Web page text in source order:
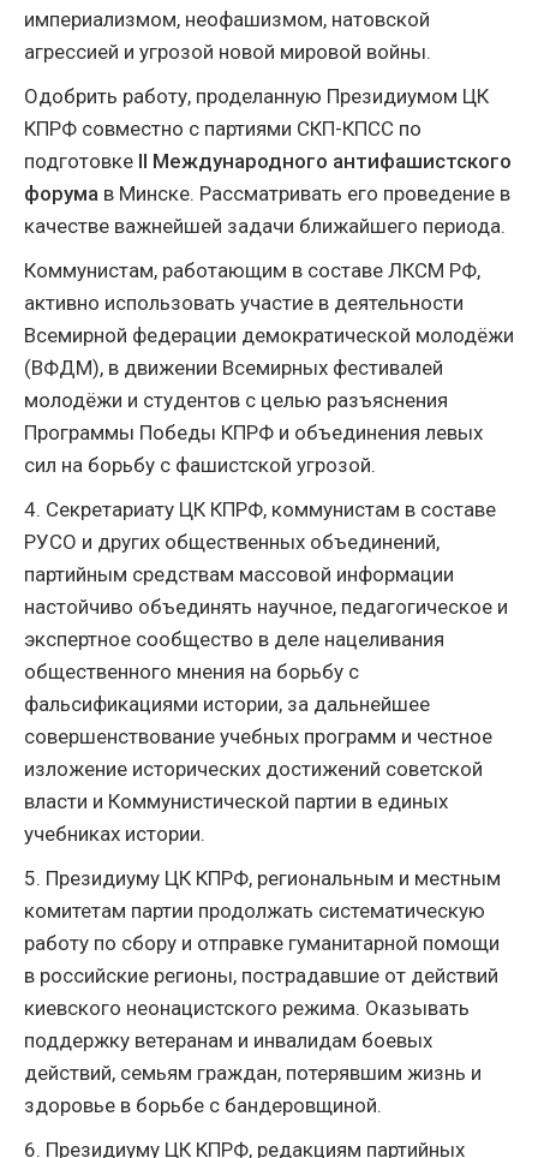
империализмом, неофашизмом, натовской
агрессией и угрозой новой мировой войны.
Одобрить работу, проделанную Президиумом ЦК
КПРФ совместно с партиями СКП-КПСС по
подготовке II Международного антифашистского
форума в Минске. Рассматривать его проведение в
качестве важнейшей задачи ближайшего периода.
Коммунистам, работающим в составе ЛКСМ РФ,
активно использовать участие в деятельности
Всемирной федерации демократической молодёжи
(ВФДМ), в движении Всемирных фестивалей
молодёжи и студентов с целью разъяснения
Программы Победы КПРФ и объединения левых
сил на борьбу с фашистской угрозой.
4. Секретариату ЦК КПРФ, коммунистам в составе
РУСО и других общественных объединений,
партийным средствам массовой информации
настойчиво объединять научное, педагогическое и
экспертное сообщество в деле нацеливания
общественного мнения на борьбу с
фальсификациями истории, за дальнейшее
совершенствование учебных программ и честное
изложение исторических достижений советской
власти и Коммунистической партии в единых
учебниках истории.
5. Президиуму ЦК КПРФ, региональным и местным
комитетам партии продолжать систематическую
работу по сбору и отправке гуманитарной помощи
в российские регионы, пострадавшие от действий
киевского неонацистского режима. Оказывать
поддержку ветеранам и инвалидам боевых
действий, семьям граждан, потерявшим жизнь и
здоровье в борьбе с бандеровщиной.
6. Президиуму ЦК КПРФ, редакциям партийных